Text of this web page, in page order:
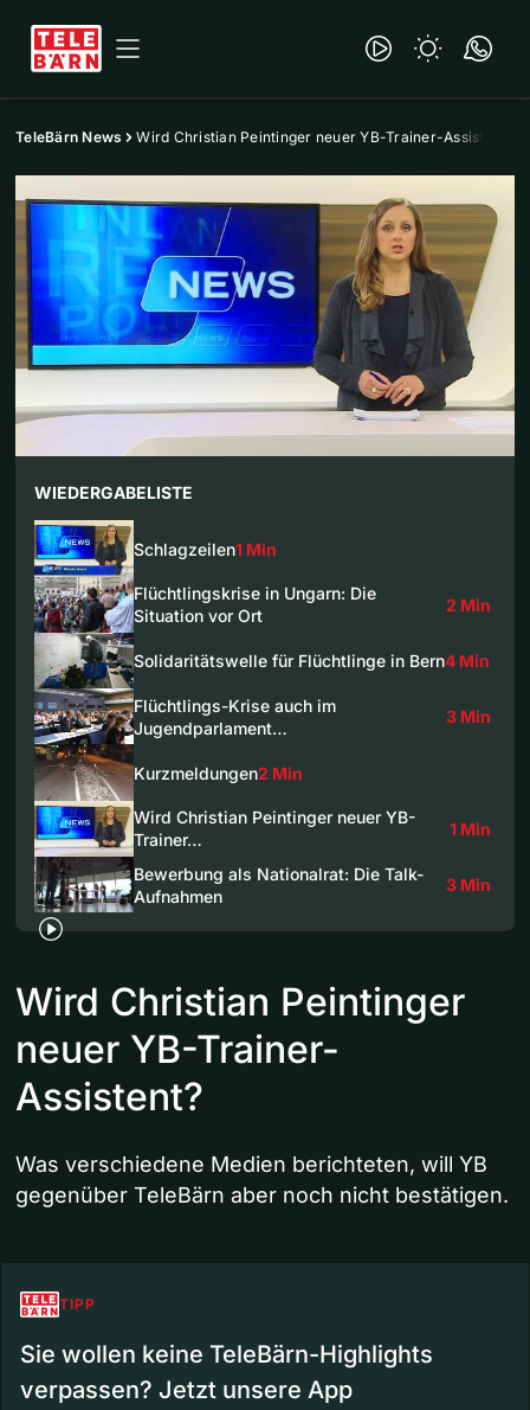
TeleBärn News Wird Christian Peintinger neuer YB-Trainer-Assistent?
WIEDERGABELISTE
Schlagzeilen1 Min
Flüchtlingskrise in Ungarn: Die
Situation vor Ort
2 Min
Solidaritätswelle für Flüchtlinge in Bern4 Min
Flüchtlings-Krise auch im
Jugendparlament…
3 Min
Kurzmeldungen2 Min
Wird Christian Peintinger neuer YB-
Trainer…
1 Min
Bewerbung als Nationalrat: Die Talk-
Aufnahmen
3 Min
Wird Christian Peintinger
neuer YB-Trainer-
Assistent?
Was verschiedene Medien berichteten, will YB
gegenüber TeleBärn aber noch nicht bestätigen.
TIPP
Sie wollen keine TeleBärn-Highlights
verpassen? Jetzt unsere App